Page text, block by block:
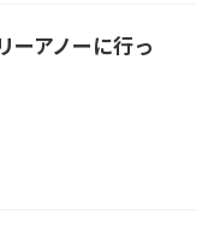
ーアノーに行っ